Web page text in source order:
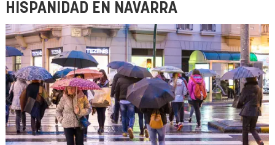
HISPANIDAD EN NAVARRA